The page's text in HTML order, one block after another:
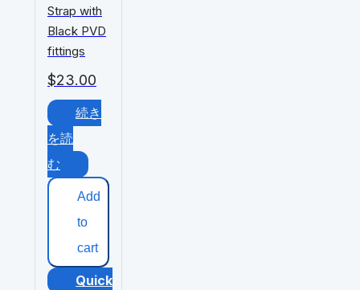
$23.00
Strap with
Black PVD
fittings
続き
を読
む
Add
to
cart
Quick